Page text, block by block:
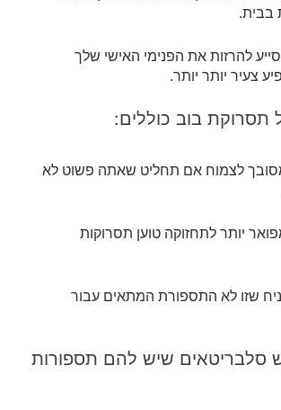
בבית.
להרזות את הפנימי האישי שלך
צעיר יותר יותר.
תסרוקת בוב כוללים:
מסובך לצמוח אם תחליט שאתה פשוט לא
יותר לתחזוקה טוען תסרוקות
שזו לא התספורת המתאים עבור
סלבריטאים שיש להם תספורות